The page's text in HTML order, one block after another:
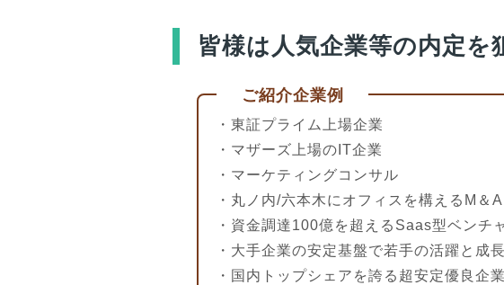
皆様は人気企業等の内定を
ご紹介企業例
・東証プライム上場企業
・マザーズ上場のIT企業
・マーケティングコンサル
・丸ノ内/六本木にオフィスを構えるM＆
・資金調達100億を超えるSaas型ベンチ
・大手企業の安定基盤で若手の活躍と成
・国内トップシェアを誇る超安定優良企業